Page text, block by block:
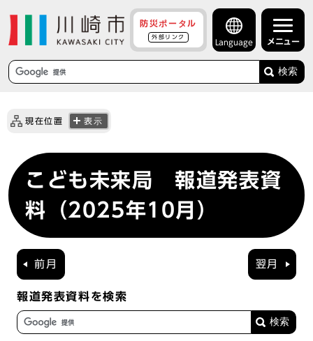
防災ポータル
外部リンク
Language メニュー
検索
現在位置 表示
こども未来局 報道発表資
料（2025年10月）
前月 翌月
報道発表資料を検索